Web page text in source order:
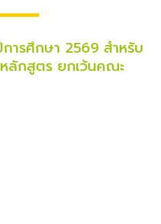
ารศึกษา 2569 สำหรับ
ลักสูตร ยกเว้นคณะ